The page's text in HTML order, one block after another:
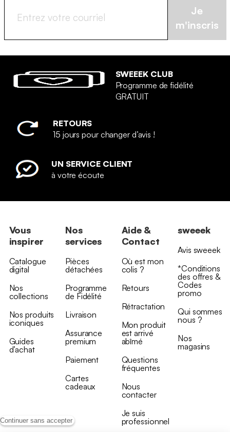
Continuer sans accepter
Je
m'inscris
SWEEEK CLUB
Programme de fidélité
GRATUIT
RETOURS
15 jours pour changer d’avis !
UN SERVICE CLIENT
à votre écoute
Vous
inspirer
Catalogue
digital
Nos
collections
Nos produits
iconiques
Guides
d’achat
Nos
services
Pièces
détachées
Programme
de Fidélité
Livraison
Assurance
premium
Paiement
Cartes
cadeaux
Aide &
Contact
Où est mon
colis ?
Retours
Rétractation
Mon produit
est arrivé
abîmé
Questions
fréquentes
Nous
contacter
Je suis
professionnel
sweeek
Avis sweeek
*Conditions
des offres &
Codes
promo
Qui sommes
nous ?
Nos
magasins